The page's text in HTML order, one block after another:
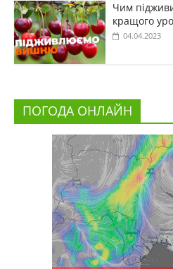
Чим
кращого
04.04.2023
ПОГОДА ОНЛАЙН